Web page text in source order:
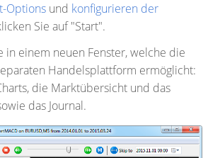
Options und konfigurieren der
Sie auf "Start".
in einem neuen Fenster, welche die
Handelsplattform ermöglicht:
die Marktübersicht und das
das Journal.